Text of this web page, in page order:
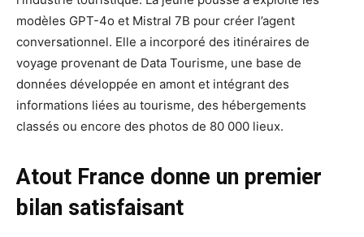
modèles GPT-4o et Mistral 7B pour créer l’agent
conversationnel. Elle a incorporé des itinéraires de
voyage provenant de Data Tourisme, une base de
données développée en amont et intégrant des
informations liées au tourisme, des hébergements
classés ou encore des photos de 80 000 lieux.
Atout France donne un premier
bilan satisfaisant